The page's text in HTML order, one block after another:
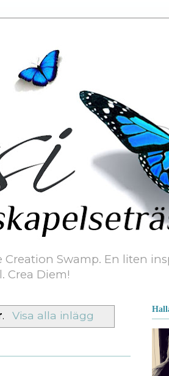
Swamp. En liten
Crea Diem!
. Visa alla inlägg